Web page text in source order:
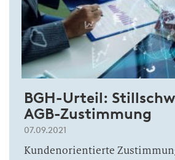
BGH-Urteil:
AGB-Zustimmung
07.09.2021
Kundenorientierte